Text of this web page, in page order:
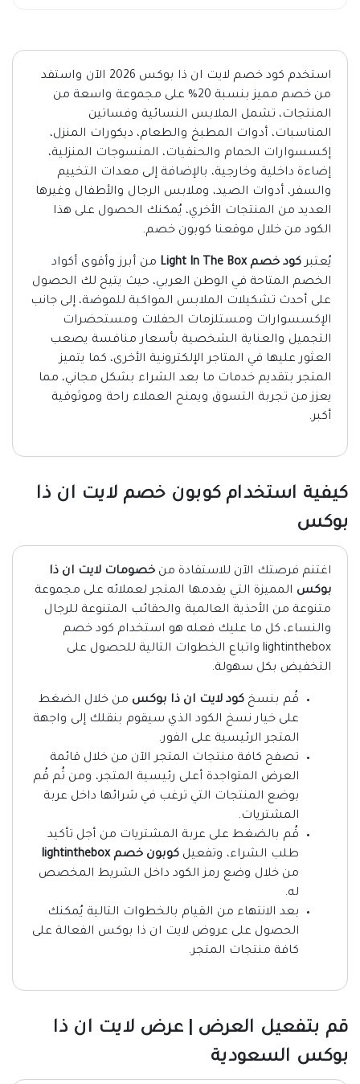
استخدم كود خصم لايت ان ذا بوكس 2026 الآن واستفد
من خصم مميز بنسبة 20% على مجموعة واسعة من
المنتجات، تشمل الملابس النسائية وفساتين
المناسبات، أدوات المطبخ والطعام، ديكورات المنزل،
إكسسوارات الحمام والحنفيات، المنسوجات المنزلية،
إضاءة داخلية وخارجية، بالإضافة إلى معدات التخييم
والسفر، أدوات الصيد، وملابس الرجال والأطفال وغيرها
العديد من المنتجات الأخري، يُمكنك الحصول على هذا
الكود من خلال موقعنا كوبون خصم.
يُعتبركود خصم Light In The Box
من أبرز وأقوى أكواد
الخصم المتاحة في الوطن العربي، حيث يتيح لك الحصول
على أحدث تشكيلات الملابس المواكبة للموضة، إلى جانب
الإكسسوارات ومستلزمات الحفلات ومستحضرات
التجميل والعناية الشخصية بأسعار منافسة يصعب
العثور عليها في المتاجر الإلكترونية الأخرى، كما يتميز
المتجر بتقديم خدمات ما بعد الشراء بشكل مجاني، مما
يعزز من تجربة التسوق ويمنح العملاء راحة وموثوقية
أكبر.
كيفية استخدام كوبون خصم لايت ان ذا
بوكس
اغتنم فرصتك الآن للاستفادة من خصومات لايت ان ذا
بوكس المميزة التي يقدمها المتجر لعملائه على مجموعة
متنوعة من الأحذية العالمية والحقائب المتنوعة للرجال
والنساء، كل ما عليك فعله هو استخدام كود خصم
lightinthebox واتباع الخطوات التالية للحصول على
التخفيض بكل سهولة.
قُم بنسخ كود لايت ان ذا بوكس من خلال الضغط
على خيار نسخ الكود الذي سيقوم بنقلك إلى واجهة
المتجر الرئيسية على الفور.
تصفح كافة منتجات المتجر الآن من خلال قائمة
العرض المتواجدة أعلى رئيسية المتجر، ومن ثُم قُم
بوضع المنتجات التي ترغب في شرائها داخل عربة
المشتريات.
قُم بالضغط على عربة المشتريات من أجل تأكيد
طلب الشراء، وتفعيل كوبون خصم lightinthebox
من خلال وضع رمز الكود داخل الشريط المخصص
له.
بعد الانتهاء من القيام بالخطوات التالية يُمكنك
الحصول على عروض لايت ان ذا بوكس الفعالة على
كافة منتجات المتجر.
قم بتفعيل العرض | عرض لايت ان ذا
بوكس السعودية